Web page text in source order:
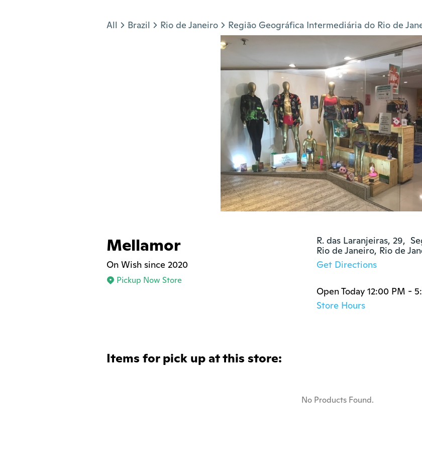
All Brazil Rio de Janeiro Região Geográfica Intermediária do Rio de
Mellamor
On Wish since 2020
Pickup Now Store
R. das Laranjeiras, 29,
Rio de Janeiro, Rio de
Get Directions
Open Today 12:00 PM -
Store Hours
Items for pick up at this store:
No Products Found.